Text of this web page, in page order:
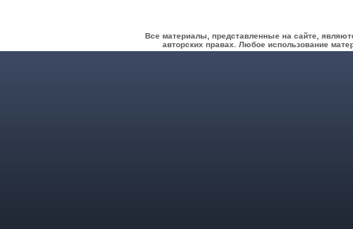
Все материалы, представленные на сайте,
авторских правах. Любое использование